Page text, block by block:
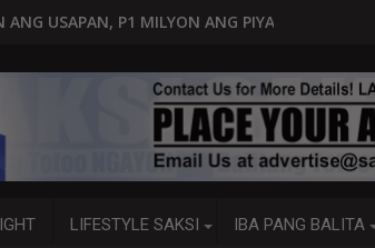
PIYANSA? HAGUPIT NG TS MAYMAY
LIFESTYLE SAKSI IBA PANG BALITA